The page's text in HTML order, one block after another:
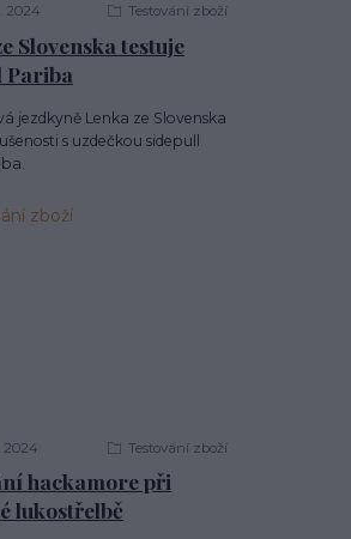
Slovenska testuje
Pariba
2024 Testování zboží
jezdkyně Lenka ze Slovenska
s uzdečkou sidepull
hackamore při
lukostřelbě
2024 Testování zboží